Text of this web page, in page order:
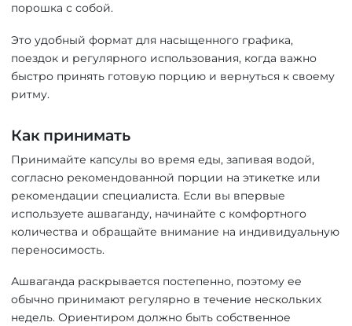
порошка с собой.
Это удобный формат для насыщенного графика,
поездок и регулярного использования, когда важно
быстро принять готовую порцию и вернуться к своему
ритму.
Как принимать
Принимайте капсулы во время еды, запивая водой,
согласно рекомендованной порции на этикетке или
рекомендации специалиста. Если вы впервые
используете ашваганду, начинайте с комфортного
количества и обращайте внимание на индивидуальную
переносимость.
Ашваганда раскрывается постепенно, поэтому ее
обычно принимают регулярно в течение нескольких
недель. Ориентиром должно быть собственное